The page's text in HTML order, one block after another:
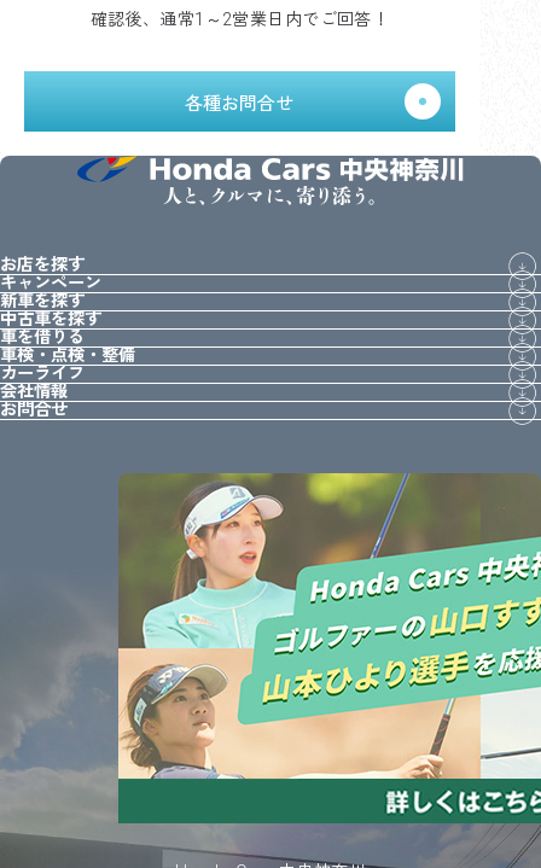
確認後、通常1～2営業日内でご回答！
各種お問合せ
人と、クルマに、寄り添う。
お店を探す
キャンペーン
新車を探す
中古車を探す
車を借りる
車検・点検・整備
カーライフ
会社情報
お問合せ